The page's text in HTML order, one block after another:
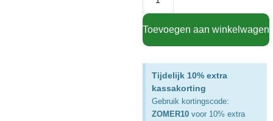
Toevoegen aan winkelwagen
Tijdelijk 10% extra
kassakorting
Gebruik kortingscode:
ZOMER10 voor 10% extra